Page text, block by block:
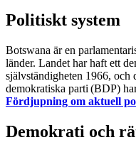
Politiskt system
Botswana är en
länder. Landet har haft ett
självständigheten 1966, och
demokratiska parti (BDP)
Fördjupning om aktuell
Demokrati och